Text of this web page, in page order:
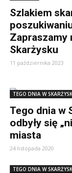
Szlakiem
Zapraszamy
Skarżysku
11 października 2023
TEGO DNIA W
Tego dnia w
odbyły się
miasta
24 listopada 2020
TEGO DNIA W